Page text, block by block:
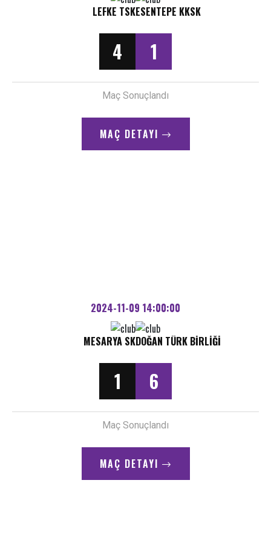
MAHMUT İNECİ, 58.dk - - - - KAFA GÖLÜ - - - CETINKAYA
Gol
SOULEYMANE DOUKARA, 59.dk - - - - Gönyeli - - - Gol 59"
SOULEYMANE DOUKARA, 74.dk - - - - GÖNYELİ - - - GOL
LEFKE TSK
4 1
ESENTEPE KKSK
Maç Sonuçlandı
MAÇ DETAYI
2024-11-09 14:00:00
MESARYA SK
1 6
DOĞAN TÜRK BIRLIĞI
Maç Sonuçlandı
MAÇ DETAYI